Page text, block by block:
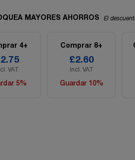
MAYORES AHORROS El
4+
VAT
5%
Comprar 8+
£2.60
Incl. VAT
Guardar 10%